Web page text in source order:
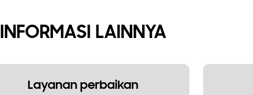
INFORMASI LAINNYA
Layanan perbaikan